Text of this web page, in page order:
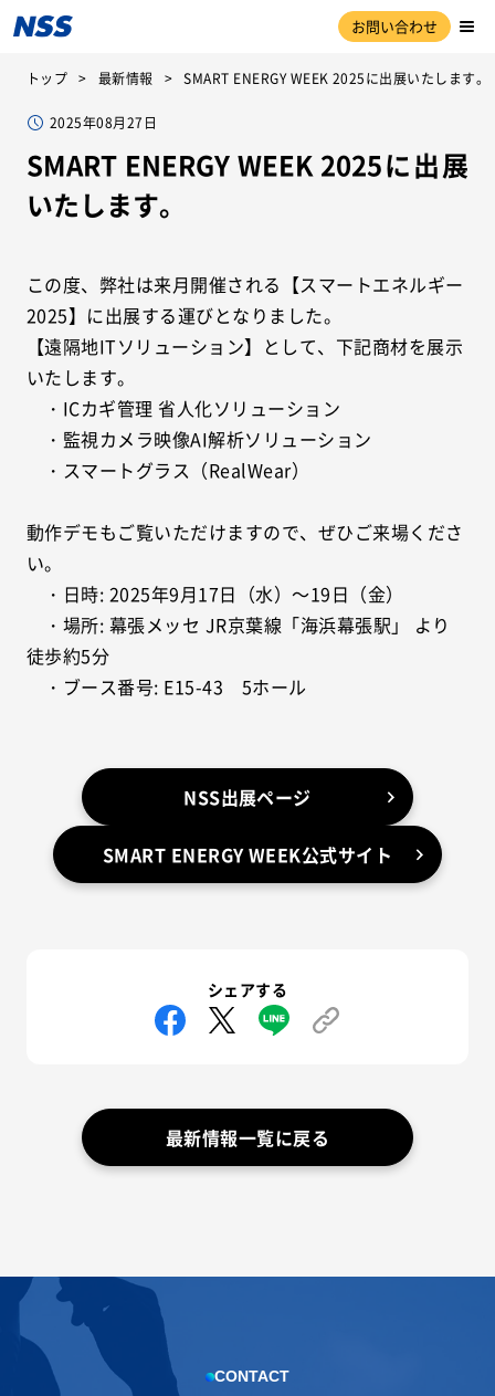
お問い合わせ
トップ 最新情報 SMART ENERGY WEEK 2025に出展いたします。
2025年08月27日
SMART ENERGY WEEK 2025に出展
いたします。
この度、弊社は来月開催される【スマートエネルギー
2025】に出展する運びとなりました。
【遠隔地ITソリューション】として、下記商材を展示
いたします。
・ICカギ管理 省人化ソリューション
・監視カメラ映像AI解析ソリューション
・スマートグラス（RealWear）
動作デモもご覧いただけますので、ぜひご来場くださ
い。
・日時: 2025年9月17日（水）～19日（金）
・場所: 幕張メッセ JR京葉線「海浜幕張駅」 より
徒歩約5分
・ブース番号: E15-43 5ホール
NSS出展ページ
SMART ENERGY WEEK公式サイト
シェアする
最新情報一覧に戻る
CONTACT